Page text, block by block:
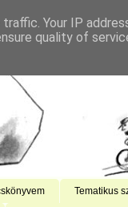
Tematikus
Your IP
quality of